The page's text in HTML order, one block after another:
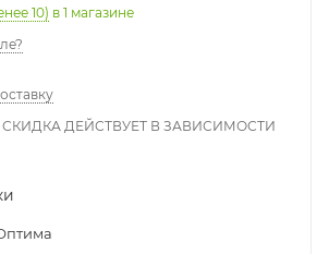
10) в 1 магазине
ДЕЙСТВУЕТ В ЗАВИСИМОСТИ